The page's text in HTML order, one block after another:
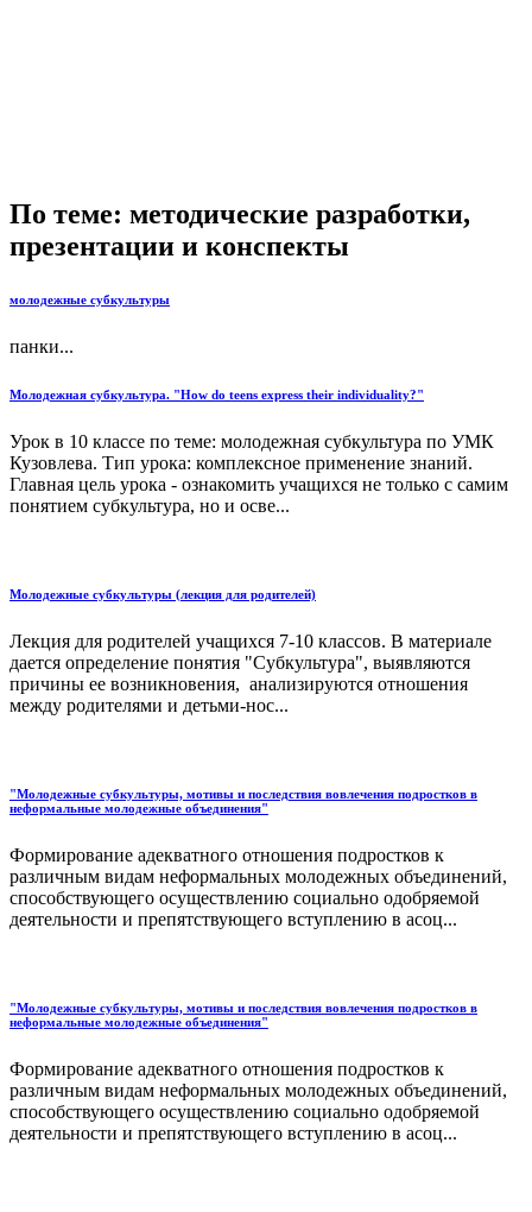
По теме: методические разработки,
презентации и конспекты
молодежные субкультуры
панки...
Молодежная субкультура. "How do teens express their individuality?"
Урок в 10 классе по теме: молодежная субкультура по УМК
Кузовлева. Тип урока: комплексное применение знаний.
Главная цель урока - ознакомить учащихся не только с самим
понятием субкультура, но и осве...
Молодежные субкультуры (лекция для родителей)
Лекция для родителей учащихся 7-10 классов. В материале
дается определение понятия "Субкультура", выявляются
причины ее возникновения, анализируются отношения
между родителями и детьми-нос...
"Молодежные субкультуры, мотивы и последствия вовлечения подростков в
неформальные молодежные объединения"
Формирование адекватного отношения подростков к
различным видам неформальных молодежных объединений,
способствующего осуществлению социально одобряемой
деятельности и препятствующего вступлению в асоц...
"Молодежные субкультуры, мотивы и последствия вовлечения подростков в
неформальные молодежные объединения"
Формирование адекватного отношения подростков к
различным видам неформальных молодежных объединений,
способствующего осуществлению социально одобряемой
деятельности и препятствующего вступлению в асоц...